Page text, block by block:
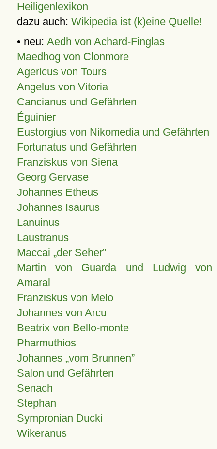
Heiligenlexikon
dazu auch: Wikipedia ist (k)eine Quelle!
• neu: Aedh von Achard-Finglas
Maedhog von Clonmore
Agericus von Tours
Angelus von Vitoria
Cancianus und Gefährten
Éguinier
Eustorgius von Nikomedia und Gefährten
Fortunatus und Gefährten
Franziskus von Siena
Georg Gervase
Johannes Etheus
Johannes Isaurus
Lanuinus
Laustranus
Maccai „der Seher”
Martin von Guarda und Ludwig von
Amaral
Franziskus von Melo
Johannes von Arcu
Beatrix von Bello-monte
Pharmuthios
Johannes vom Brunnen
Salon und Gefährten
Senach
Stephan
Sympronian Ducki
Wikeranus